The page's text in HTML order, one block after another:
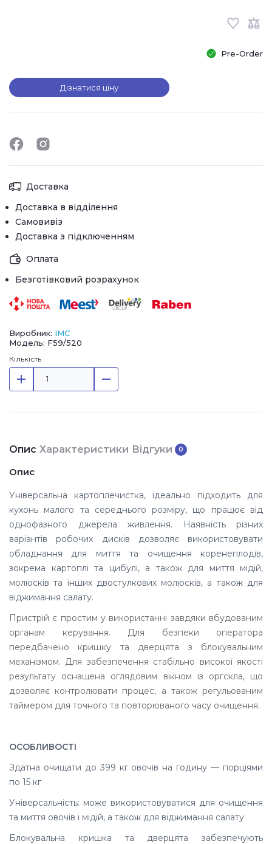
Pre-Order
Дізнатися ціну
Доставка
Доставка в відділення
Самовивіз
Доставка з підключенням
Оплата
Безготівковий розрахунок
Виробник: IMC
Модель: F59/520
Кількість
Опис Характеристики Відгуки 0
Опис
Універсальна картоплечистка, ідеально підходить для
кухонь малого та середнього розміру, що працює від
однофазного джерела живлення. Наявність різних
варіантів робочих дисків дозволяє використовувати
обладнання для миття та очищення коренеплодів,
зокрема картоплі та цибулі, а також для миття мідій,
молюсків та інших двостулкових молюсків, а також для
віджимання салату.
Пристрій є простим у використанні завдяки вбудованим
органам керування. Для безпеки оператора
передбачено кришку та дверцята з блокувальним
механізмом. Для забезпечення стабільно високої якості
результату оснащена оглядовим вікном із оргскла, що
дозволяє контролювати процес, а також регульованим
таймером для точного та повторюваного часу очищення.
ОСОБЛИВОСТІ
Здатна очищати до 399 кг овочів на годину — порціями
по 15 кг
Універсальність: може використовуватися для очищення
та миття овочів і мідій, а також для віджимання салату
Блокувальна кришка та дверцята забезпечують